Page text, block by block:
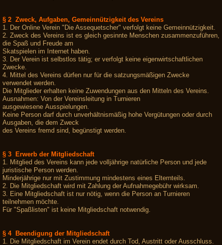
§ 2 Zweck, Aufgaben, Gemeinnützigkeit des Vereins
1. Der Online Verein "Die Assequetscher" verfolgt keine Gemeinnützigkeit.
2. Zweck des Vereins ist es gleich gesinnte Menschen zusammenzuführen,
die Spaß und Freude am
Skatspielen im Internet haben.
3. Der Verein ist selbstlos tätig; er verfolgt keine eigenwirtschaftlichen
Zwecke.
4. Mittel des Vereins dürfen nur für die satzungsmäßigen Zwecke
verwendet werden.
Die Mitglieder erhalten keine Zuwendungen aus den Mitteln des Vereins.
Ausnahmen: Von der Vereinsleitung in Turnieren
ausgewiesene Ausspielungen.
Keine Person darf durch unverhältnismäßig hohe Vergütungen oder durch
Ausgaben, die dem Zweck
des Vereins fremd sind, begünstigt werden.
§ 3 Erwerb der Mitgliedschaft
1. Mitglied des Vereins kann jede volljährige natürliche Person und jede
juristische Person werden.
Minderjährige nur mit Zustimmung mindestens eines Elternteils.
2. Die Mitgliedschaft wird mit Zahlung der Aufnahmegebühr wirksam.
3. Eine Mitgliedschaft ist nur nötig, wenn die Person an Turnieren
teilnehmen möchte.
Für "Spaßlisten" ist keine Mitgliedschaft notwendig.
§ 4 Beendigung der Mitgliedschaft
1. Die Mitgliedschaft im Verein endet durch Tod, Austritt oder Ausschluss.